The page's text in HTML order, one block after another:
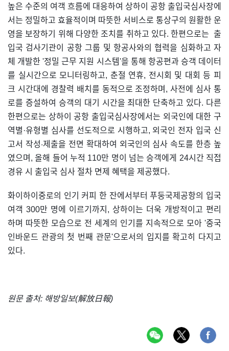
높은 수준의 여객 흐름에 대응하여 상하이 공항 출입국심사장에
서는 정밀하고 효율적이며 따뜻한 서비스로 통상구의 원활한 운
영을 보장하기 위해 다양한 조치를 취하고 있다. 한편으로는 출
입국 검사기관이 공항 그룹 및 항공사와의 협력을 심화하고 자
체 개발한 '정밀 근무 지원 시스템'을 통해 항공편과 승객 데이터
를 실시간으로 모니터링하고, 춘절 연휴, 전시회 및 대회 등 피
크 시간대에 경찰력 배치를 동적으로 조정하며, 사전에 심사 통
로를 증설하여 승객의 대기 시간을 최대한 단축하고 있다. 다른
한편으로는 상하이 공항 출입국심사장에서는 외국인에 대한 구
역별·유형별 심사를 선도적으로 시행하고, 외국인 전자 입국 신
고서 작성·제출을 전면 확대하여 외국인의 심사 속도를 한층 높
였으며, 올해 들어 누적 110만 명이 넘는 승객에게 24시간 직접
경유 시 출입국 심사 절차 면제 혜택을 제공했다.
화이하이중로의 인기 커피 한 잔에서부터 푸둥국제공항의 입국
여객 300만 명에 이르기까지, 상하이는 더욱 개방적이고 편리
하며 따뜻한 모습으로 전 세계의 인기를 지속적으로 모아 '중국
인바운드 관광의 첫 번째 관문'으로서의 입지를 확고히 다지고
있다.
원문 출처: 해방일보(解放日報)